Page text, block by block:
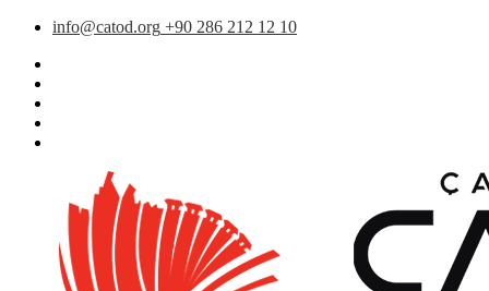
info@catod.org +90 286 212 12 10